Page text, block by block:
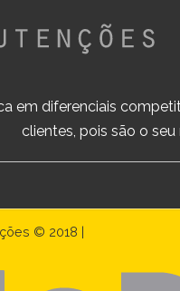
em diferenciais
clientes, pois são o
© 2018 |